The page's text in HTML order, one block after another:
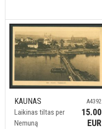
KAUNAS
Laikinas tiltas per
Nemuną
A4392
15.00
EUR